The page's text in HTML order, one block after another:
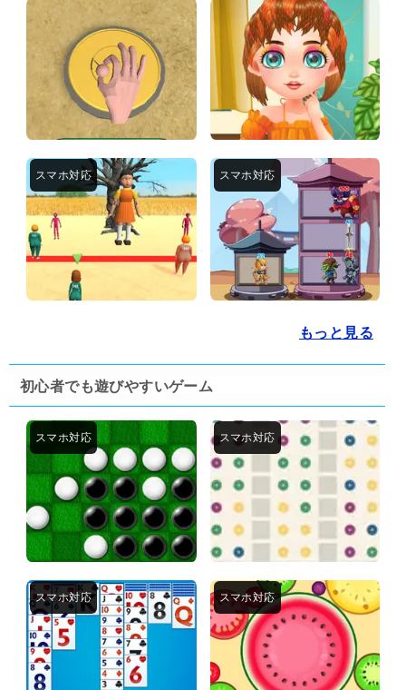
もっと見る
初心者でも遊びやすいゲーム